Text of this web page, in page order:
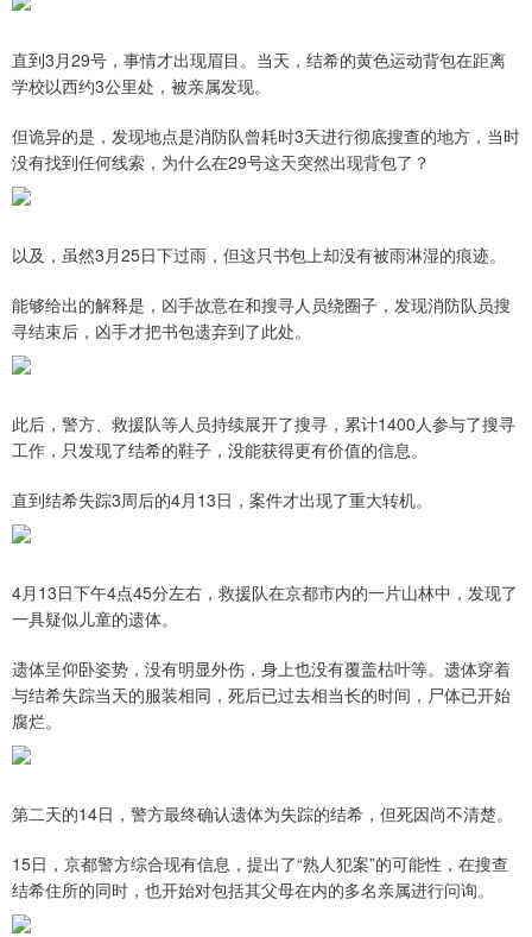
直到3月29号，事情才出现眉目。当天，结希的黄色运动背包在距离
学校以西约3公里处，被亲属发现。
但诡异的是，发现地点是消防队曾耗时3天进行彻底搜查的地方，当时
没有找到任何线索，为什么在29号这天突然出现背包了？
以及，虽然3月25日下过雨，但这只书包上却没有被雨淋湿的痕迹。
能够给出的解释是，凶手故意在和搜寻人员绕圈子，发现消防队员搜
寻结束后，凶手才把书包遗弃到了此处。
此后，警方、救援队等人员持续展开了搜寻，累计1400人参与了搜寻
工作，只发现了结希的鞋子，没能获得更有价值的信息。
直到结希失踪3周后的4月13日，案件才出现了重大转机。
4月13日下午4点45分左右，救援队在京都市内的一片山林中，发现了
一具疑似儿童的遗体。
遗体呈仰卧姿势，没有明显外伤，身上也没有覆盖枯叶等。遗体穿着
与结希失踪当天的服装相同，死后已过去相当长的时间，尸体已开始
腐烂。
第二天的14日，警方最终确认遗体为失踪的结希，但死因尚不清楚。
15日，京都警方综合现有信息，提出了“熟人犯案”的可能性，在搜查
结希住所的同时，也开始对包括其父母在内的多名亲属进行问询。